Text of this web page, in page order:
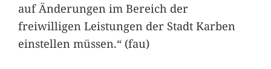
auf Änderungen im Bereich der
freiwilligen Leistungen der Stadt Karben
einstellen müssen.“ (fau)